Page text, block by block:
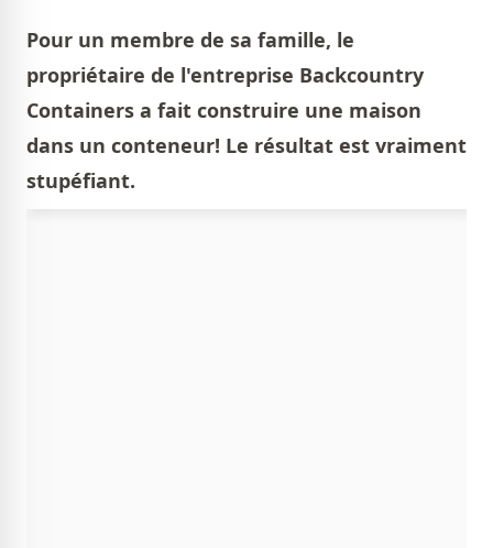
Pour un membre de sa famille, le
propriétaire de l'entreprise Backcountry
Containers a fait construire une maison
dans un conteneur! Le résultat est vraiment
stupéfiant.